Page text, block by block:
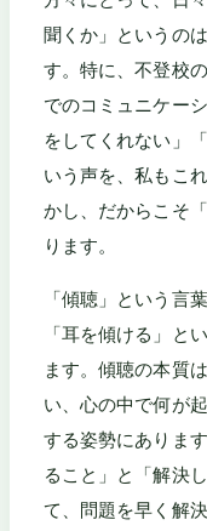
聞くか」というの
す。特に、不登校
でのコミュニケー
をしてくれない」
いう声を、私もこ
かし、だからこそ
ります。
「傾聴」という言
「耳を傾ける」と
ます。傾聴の本質
い、心の中で何が
する姿勢にありま
ること」と「解決
て、問題を早く解